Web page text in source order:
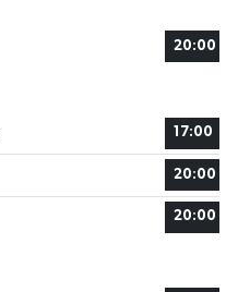
20:00
17:00
20:00
20:00